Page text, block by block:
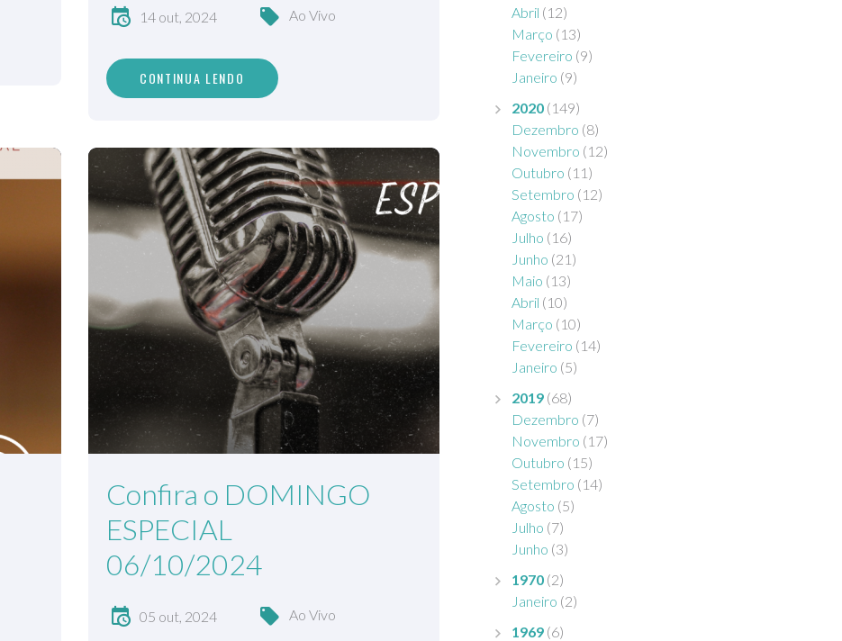
14 out, 2024 Ao Vivo
CONTINUA LENDO
Confira o DOMINGO
ESPECIAL
06/10/2024
05 out, 2024 Ao Vivo
Abril (12)
Março (13)
Fevereiro (9)
Janeiro (9)
2020 (149)
Dezembro (8)
Novembro (12)
Outubro (11)
Setembro (12)
Agosto (17)
Julho (16)
Junho (21)
Maio (13)
Abril (10)
Março (10)
Fevereiro (14)
Janeiro (5)
2019 (68)
Dezembro (7)
Novembro (17)
Outubro (15)
Setembro (14)
Agosto (5)
Julho (7)
Junho (3)
1970 (2)
Janeiro (2)
1969 (6)